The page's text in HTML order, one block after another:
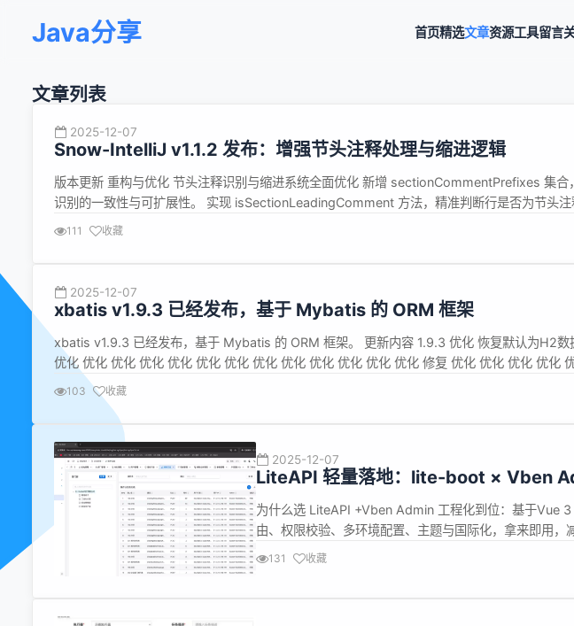
Java分享 首页精选文章资源工具留言
文章列表
2025-12-07
Snow-IntelliJ v1.1.2 发布：增强节头注释处理与缩进逻辑
版本更新 重构与优化 节头注释识别与缩进系统全面优化 新增 sectionCommentPrefixes 集合
识别的一致性与可扩展性。 实现 isSectionLeadingComment 方法，精准判断行是否为节头注
引入 stackWithoutTrailingSections 辅助函数，在...
111 收藏
2025-12-07
xbatis v1.9.3 已经发布，基于 Mybatis 的 ORM 框架
xbatis v1.9.3 已经发布，基于 Mybatis 的 ORM 框架。 更新内容 1.9.3 优化 恢复默认为H2
优化 优化 优化 优化 优化 优化 优化 优化 优化 优化 优化 优化 优化 修复 优化 优化 优化 优化
化 修复优化 1.9.3-M5 1....
103 收藏
2025-12-07
LiteAPI 轻量落地：lite-boot × Vben
为什么选 LiteAPI +Vben Admin 工程化到位：基于Vue
由、权限校验、多环境配置、主题与国际化，拿来即用，
线：布局清爽、交互一致，表格与表单组件齐全，支持
131 收藏